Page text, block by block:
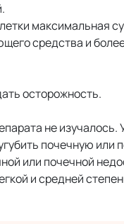
максимальная
средства и
осторожность.
не
почечную или
или почечной
и средней